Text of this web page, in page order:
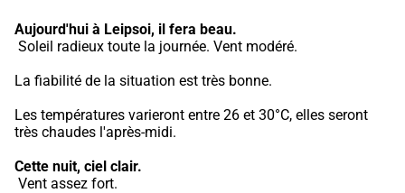
Aujourd'hui à Leipsoi, il fera beau.
Soleil radieux toute la journée. Vent modéré.
La fiabilité de la situation est très bonne.
Les températures varieront entre 26 et 30°C, elles seront
très chaudes l'après-midi.
Cette nuit, ciel clair.
Vent assez fort.